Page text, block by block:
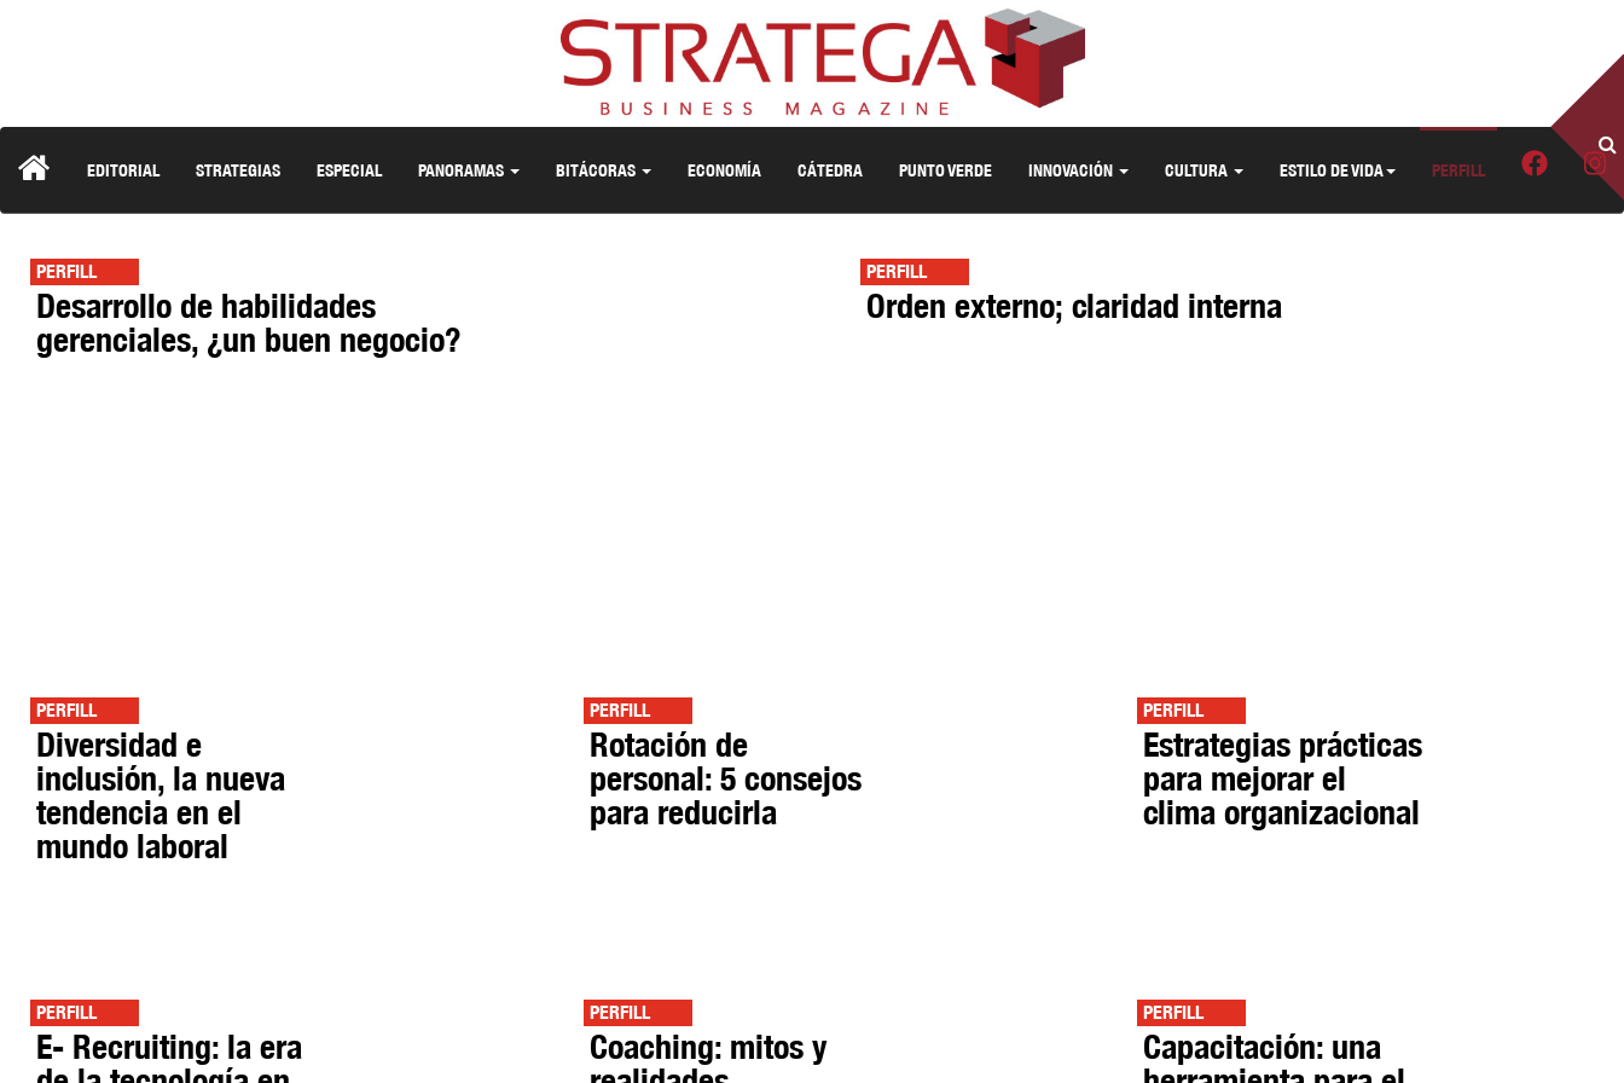
EDITORIAL STRATEGIAS ESPECIAL PANORAMAS BITÁCORAS ECONOMÍA CÁTEDRA PUNTO VERDE INNOVACIÓN CULTURA ESTILO DE VIDA PERFILL
PERFILL
Desarrollo de habilidades
gerenciales, ¿un buen negocio?
PERFILL
Orden externo; claridad interna
PERFILL
Diversidad e
inclusión, la nueva
tendencia en el
mundo laboral
PERFILL
Rotación de
personal: 5 consejos
para reducirla
PERFILL
Estrategias prácticas
para mejorar el
clima organizacional
PERFILL
E- Recruiting: la era
PERFILL
Coaching: mitos y
PERFILL
Capacitación: una